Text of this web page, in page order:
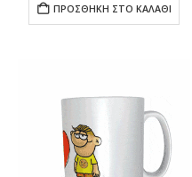
ΠΡΟΣΘΉΚΗ ΣΤΟ ΚΑΛΆΘΙ